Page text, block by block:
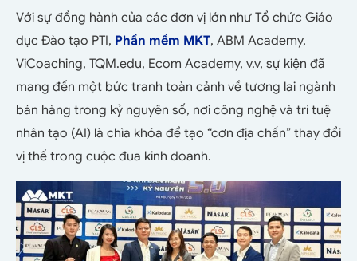
Với sự đồng hành của các đơn vị lớn như Tổ chức Giáo
dục Đào tạo PTI, Phần mềm MKT, ABM Academy,
ViCoaching, TQM.edu, Ecom Academy, v.v, sự kiện đã
mang đến một bức tranh toàn cảnh về tương lai ngành
bán hàng trong kỷ nguyên số, nơi công nghệ và trí tuệ
nhân tạo (AI) là chìa khóa để tạo “cơn địa chấn” thay đổi
vị thế trong cuộc đua kinh doanh.